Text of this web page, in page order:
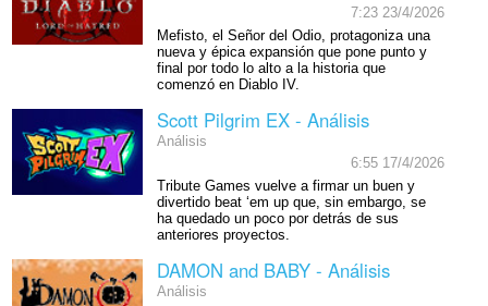
7:23 23/4/2026
Mefisto, el Señor del Odio, protagoniza una
nueva y épica expansión que pone punto y
final por todo lo alto a la historia que
comenzó en Diablo IV.
Scott Pilgrim EX - Análisis
Análisis
6:55 17/4/2026
Tribute Games vuelve a firmar un buen y
divertido beat ‘em up que, sin embargo, se
ha quedado un poco por detrás de sus
anteriores proyectos.
DAMON and BABY - Análisis
Análisis